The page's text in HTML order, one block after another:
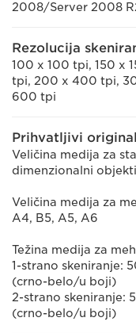
2008/Server 2008
Rezolucija
100 x 100 tpi, 150 x
tpi, 200 x 400 tpi,
600 tpi
Prihvatljivi
Veličina medija za
dimenzionalni objekti
Veličina medija za
A4, B5, A5, A6
Težina medija za
1-strano skeniranje:
(crno-belo/u boji)
2-strano skeniranje:
(crno-belo/u boji)